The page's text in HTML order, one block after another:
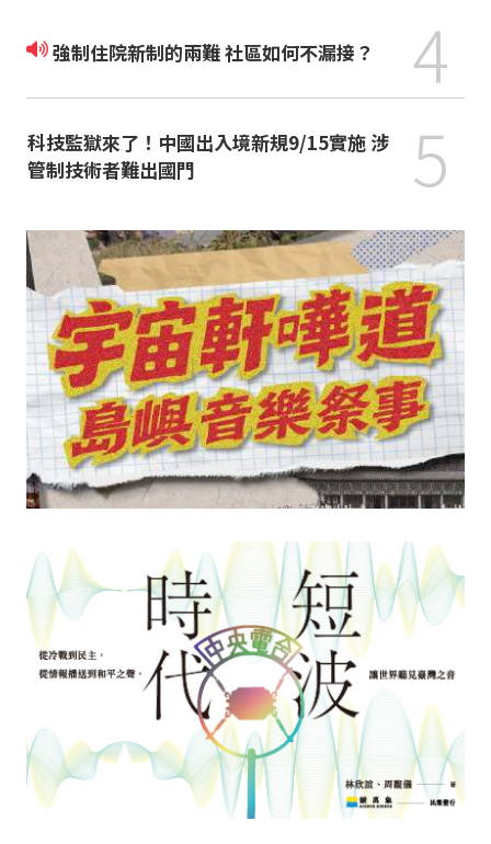
強制住院新制的兩難 社區如何不漏接？ 4
科技監獄來了！中國出入境新規9/15實施 涉
管制技術者難出國門
5